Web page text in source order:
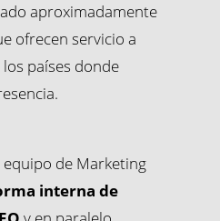
aproximadamente
ofrecen servicio a
países donde
de Marketing
interna de